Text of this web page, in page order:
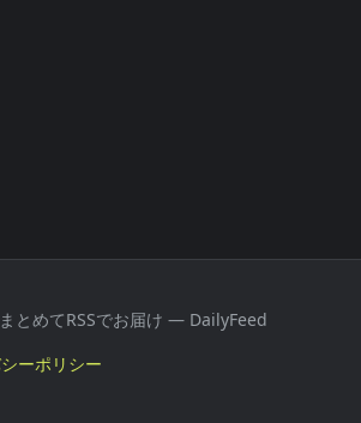
とめてRSSでお届け — DailyFeed
ーポリシー